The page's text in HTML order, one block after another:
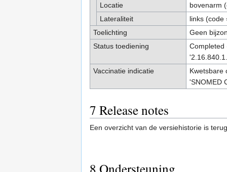
Locatie
bovenarm
Lateraliteit
links (code
Toelichting
Geen
Status toediening
Completed
Vaccinatie indicatie
Kwetsbare
'SNOMED
7 Release notes
Een overzicht van de versiehistorie is